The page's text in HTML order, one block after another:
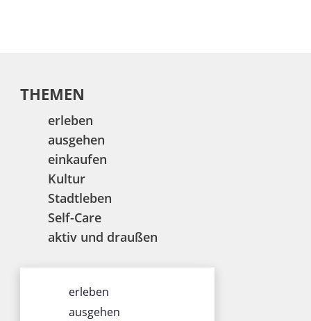
THEMEN
erleben
ausgehen
einkaufen
Kultur
Stadtleben
Self-Care
aktiv und draußen
erleben
ausgehen
ÜBER UNS
Impressum